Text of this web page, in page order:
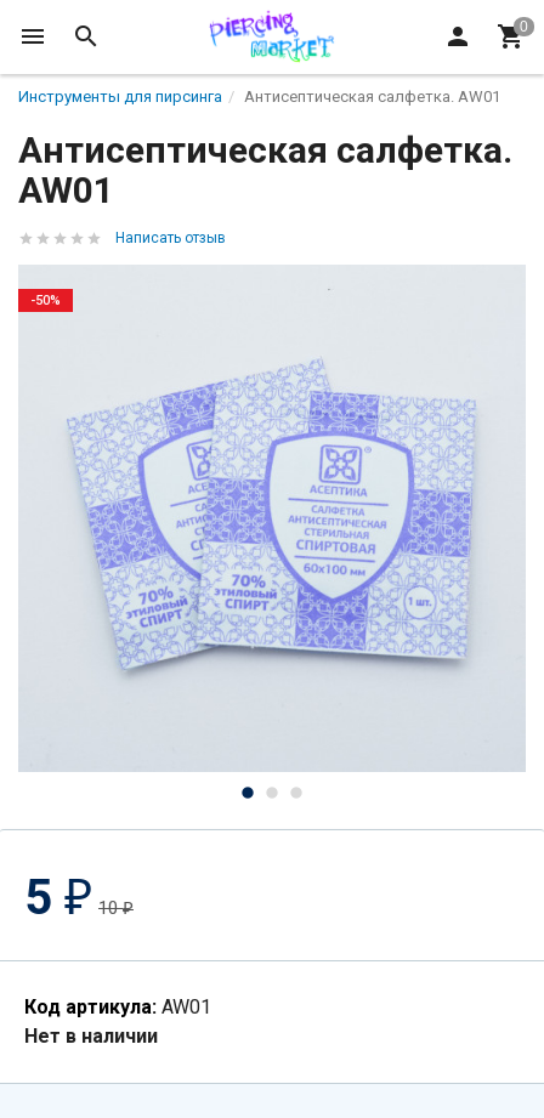
Инструменты для пирсинга Антисептическая салфетка. AW01
Антисептическая салфетка.
AW01
Написать отзыв
-50%
5 ₽ 10₽
Код артикула: AW01
Нет в наличии